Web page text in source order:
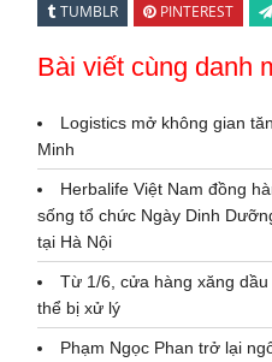
TUMBLR PINTEREST
Bài viết cùng danh
Logistics mở không gian
Minh
Herbalife Việt Nam đồng
sống tổ chức Ngày Dinh
tại Hà Nội
Từ 1/6, cửa hàng xăng
thể bị xử lý
Phạm Ngọc Phan trở lại